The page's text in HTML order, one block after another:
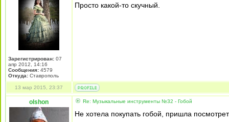
Зарегистрирован: 07
апр 2012, 14:16
Сообщения: 4579
Откуда: Ставрополь
Просто какой-то скучный.
13 мар 2015, 23:37
olshon Re: Музыкальные инструменты №32 - Гобой
Не хотела покупать гобой, пришла